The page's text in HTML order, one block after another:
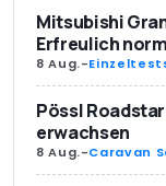
Mitsubishi
Erfreulich
8 Aug.-
Pössl
erwachsen
8 Aug.-Caravan